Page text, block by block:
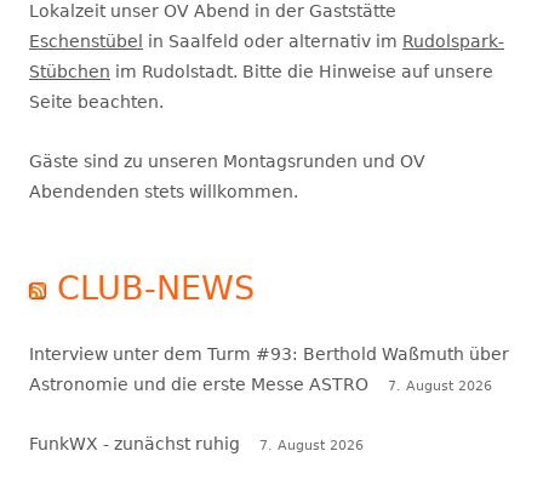
Lokalzeit unser OV Abend in der Gaststätte
Eschenstübel
in Saalfeld oder alternativ im Rudolspark-
Stübchen im Rudolstadt. Bitte die Hinweise auf unsere
Seite beachten.
Gäste sind zu unseren Montagsrunden und OV
Abendenden stets willkommen.
CLUB-NEWS
Interview unter dem Turm #93: Berthold Waßmuth über
Astronomie und die erste Messe ASTRO
7. August 2026
FunkWX - zunächst ruhig 7. August 2026